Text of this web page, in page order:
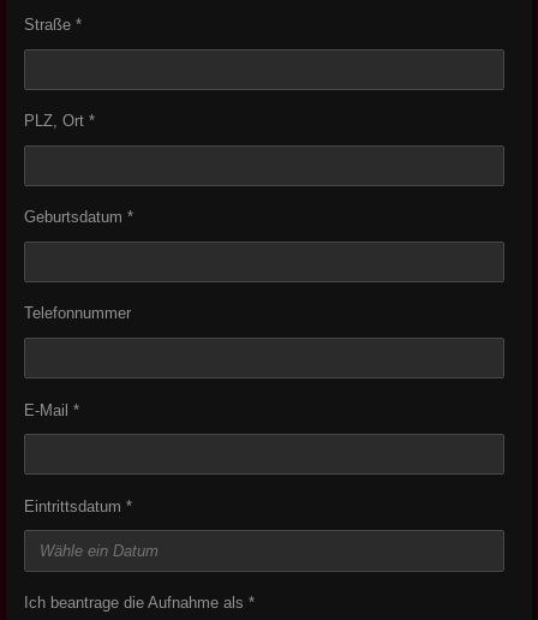
Straße *
PLZ, Ort *
Geburtsdatum *
Telefonnummer
E-Mail *
Eintrittsdatum *
Ich beantrage die Aufnahme als *